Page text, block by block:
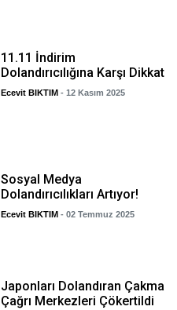
11.11 İndirim
Dolandırıcılığına Karşı Dikkat
Ecevit BIKTIM - 12 Kasım 2025
Sosyal Medya
Dolandırıcılıkları Artıyor!
Ecevit BIKTIM - 02 Temmuz 2025
Japonları Dolandıran Çakma
Çağrı Merkezleri Çökertildi